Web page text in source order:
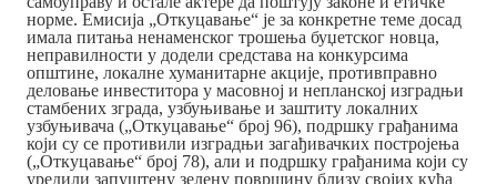
норме. Емисија „Откуцавање“ је за конкретне теме досад
имала питања ненаменског трошења буџетског новца,
неправилности у додели средстава на конкурсима
општине, локалне хуманитарне акције, противправно
деловање инвеститора у масовној и непланској изградњи
стамбених зграда, узбуњивање и заштиту локалних
узбуњивача („Откуцавање“ број 96), подршку грађанима
који су се противили изградњи загађивачких постројења
(„Откуцавање“ број 78), али и подршку грађанима који су
уредили запуштену зелену површину близу својих кућа